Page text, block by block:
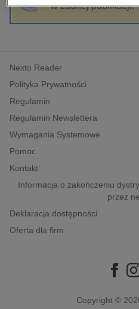
hobby, sport, rozrywka
komputery, internet,
polityka, społeczno-
psychologiczne
inne
popularno-naukowe
historia
w żadnej publikacji.
Nexto Reader
Polityka Prywatności
Regulamin
Regulamin Newslettera
Wymagania Systemowe
Pomoc
Kontakt
Informacja o zakończeniu
przez
Deklaracja dostępności
Oferta dla firm
Copyright ©